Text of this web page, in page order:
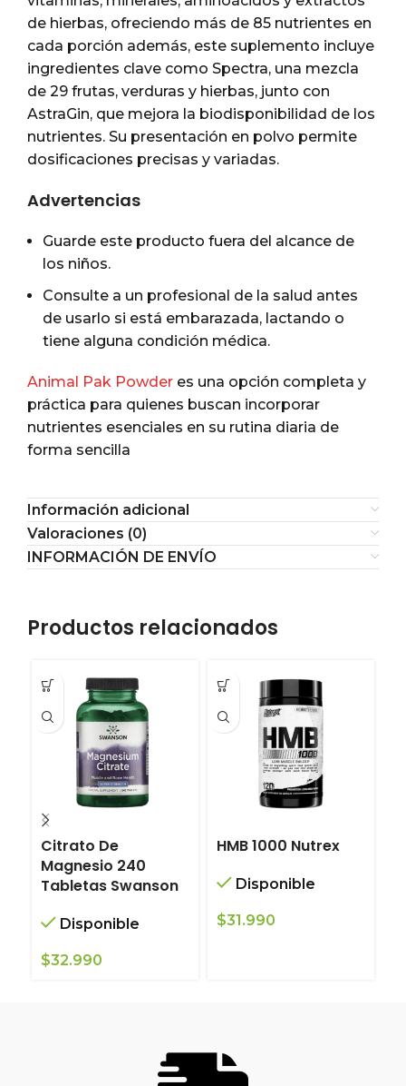
de hierbas, ofreciendo más de 85 nutrientes en
cada porción además, este suplemento incluye
ingredientes clave como Spectra, una mezcla
de 29 frutas, verduras y hierbas, junto con
AstraGin, que mejora la biodisponibilidad de los
nutrientes. Su presentación en polvo permite
dosificaciones precisas y variadas.
Advertencias
Guarde este producto fuera del alcance de
los niños.
Consulte a un profesional de la salud antes
de usarlo si está embarazada, lactando o
tiene alguna condición médica.
Animal Pak Powder es una opción completa y
práctica para quienes buscan incorporar
nutrientes esenciales en su rutina diaria de
forma sencilla
Información adicional
Valoraciones (0)
INFORMACIÓN DE ENVÍO
Productos relacionados
Citrato De
Magnesio 240
Tabletas Swanson
Disponible
$32.990
HMB 1000 Nutrex
Disponible
$31.990